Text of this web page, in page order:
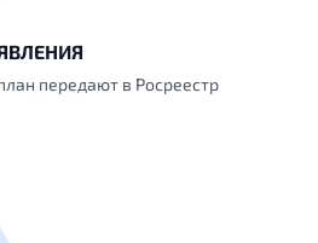
передают в Росреестр